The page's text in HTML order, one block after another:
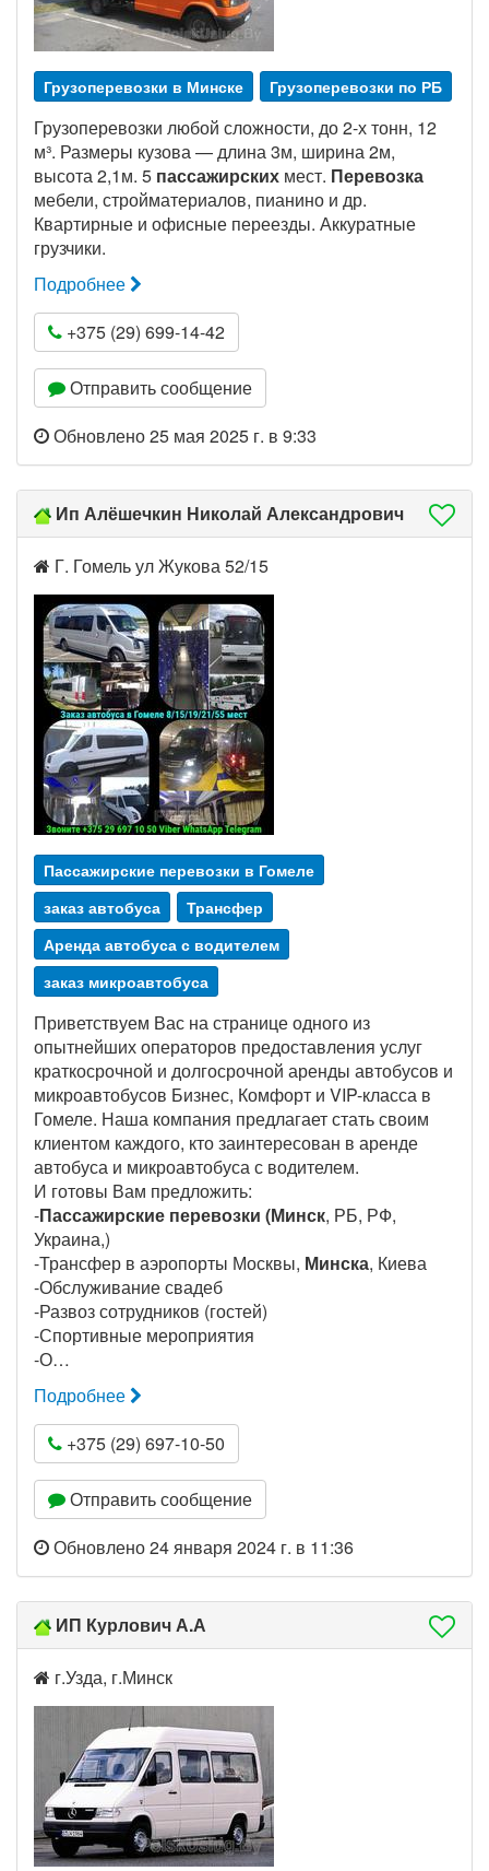
Грузоперевозки в Минске Грузоперевозки по РБ
Грузоперевозки любой сложности, до 2-х тонн, 12
м³. Размеры кузова — длина 3м, ширина 2м,
высота 2,1м. 5 пассажирских мест. Перевозка
мебели, стройматериалов, пианино и др.
Квартирные и офисные переезды. Аккуратные
грузчики.
Подробнее
+375 (29) 699-14-42
Отправить сообщение
Обновлено 25 мая 2025 г. в 9:33
Ип Алёшечкин Николай Александрович
Г. Гомель ул Жукова 52/15
Пассажирские перевозки в Гомеле
заказ автобуса
Трансфер
Аренда автобуса с водителем
заказ микроавтобуса
Приветствуем Вас на странице одного из
опытнейших операторов предоставления услуг
краткосрочной и долгосрочной аренды автобусов и
микроавтобусов Бизнес, Комфорт и VIP-класса в
Гомеле. Наша компания предлагает стать своим
клиентом каждого, кто заинтересован в аренде
автобуса и микроавтобуса с водителем.
И готовы Вам предложить:
-Пассажирские перевозки (Минск, РБ, РФ,
Украина,)
-Трансфер в аэропорты Москвы, Минска, Киева
-Обслуживание свадеб
-Развоз сотрудников (гостей)
-Спортивные мероприятия
-О…
Подробнее
+375 (29) 697-10-50
Отправить сообщение
Обновлено 24 января 2024 г. в 11:36
ИП Курлович А.А
г.Узда, г.Минск